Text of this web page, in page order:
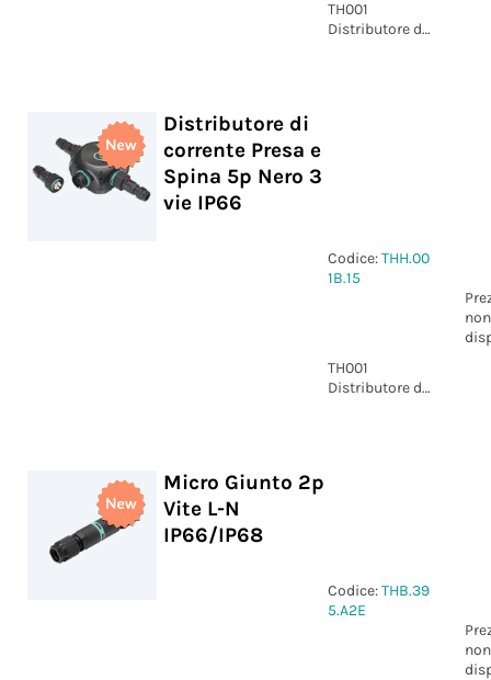
TH001
Distributore di
Distributore di
corrente Presa e
Spina 5p Nero 3
vie IP66
Codice:THH.00
1B.15
non
TH001
Distributore di
Micro Giunto 2p
Vite L-N
IP66/IP68
Codice:THB.39
5.A2E
non